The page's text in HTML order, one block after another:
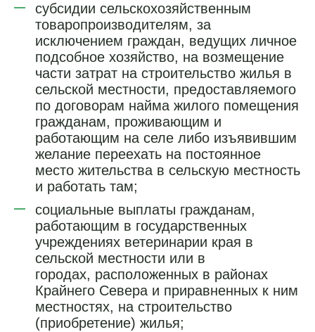
субсидии сельскохозяйственным
товаропроизводителям, за
исключением граждан, ведущих личное
подсобное хозяйство, на возмещение
части затрат на строительство жилья в
сельской местности, предоставляемого
по договорам найма жилого помещения
гражданам, проживающим и
работающим на селе либо изъявившим
желание переехать на постоянное
место жительства в сельскую местность
и работать там;
социальные выплаты гражданам,
работающим в государственных
учреждениях ветеринарии края в
сельской местности или в
городах, расположенных в районах
Крайнего Севера и приравненных к ним
местностях, на строительство
(приобретение) жилья;